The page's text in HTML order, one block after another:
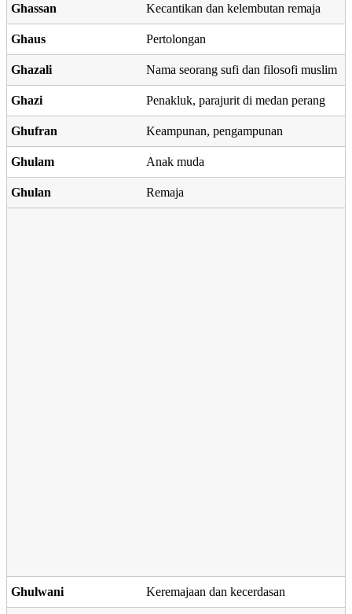
Ghassan Kecantikan dan kelembutan remaja
Ghaus Pertolongan
Ghazali Nama seorang sufi dan filosofi muslim
Ghazi Penakluk, parajurit di medan perang
Ghufran Keampunan, pengampunan
Ghulam Anak muda
Ghulan Remaja
Ghulwani Keremajaan dan kecerdasan